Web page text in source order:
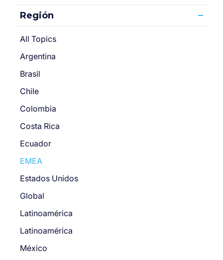
Región
All Topics
Argentina
Brasil
Chile
Colombia
Costa Rica
Ecuador
EMEA
Estados Unidos
Global
Latinoamérica
Latinoamérica
México